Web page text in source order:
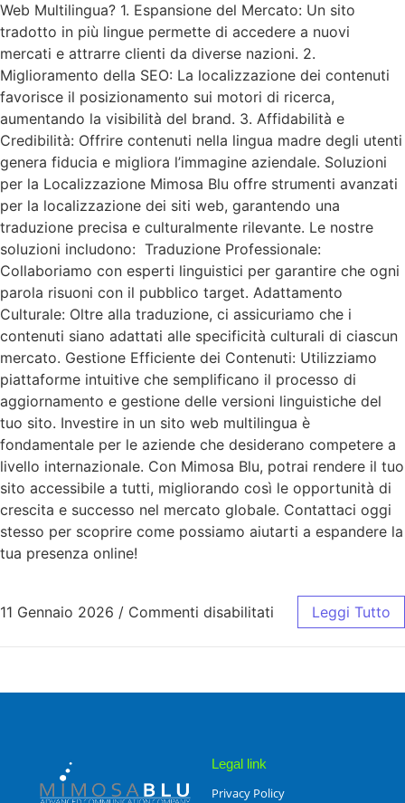
Web Multilingua? 1. Espansione del Mercato: Un sito
tradotto in più lingue permette di accedere a nuovi
mercati e attrarre clienti da diverse nazioni. 2.
Miglioramento della SEO: La localizzazione dei contenuti
favorisce il posizionamento sui motori di ricerca,
aumentando la visibilità del brand. 3. Affidabilità e
Credibilità: Offrire contenuti nella lingua madre degli utenti
genera fiducia e migliora l’immagine aziendale. Soluzioni
per la Localizzazione Mimosa Blu offre strumenti avanzati
per la localizzazione dei siti web, garantendo una
traduzione precisa e culturalmente rilevante. Le nostre
soluzioni includono: Traduzione Professionale:
Collaboriamo con esperti linguistici per garantire che ogni
parola risuoni con il pubblico target. Adattamento
Culturale: Oltre alla traduzione, ci assicuriamo che i
contenuti siano adattati alle specificità culturali di ciascun
mercato. Gestione Efficiente dei Contenuti: Utilizziamo
piattaforme intuitive che semplificano il processo di
aggiornamento e gestione delle versioni linguistiche del
tuo sito. Investire in un sito web multilingua è
fondamentale per le aziende che desiderano competere a
livello internazionale. Con Mimosa Blu, potrai rendere il tuo
sito accessibile a tutti, migliorando così le opportunità di
crescita e successo nel mercato globale. Contattaci oggi
stesso per scoprire come possiamo aiutarti a espandere la
tua presenza online!
11 Gennaio 2026 / Commenti disabilitati Leggi Tutto
Legal link
Privacy Policy